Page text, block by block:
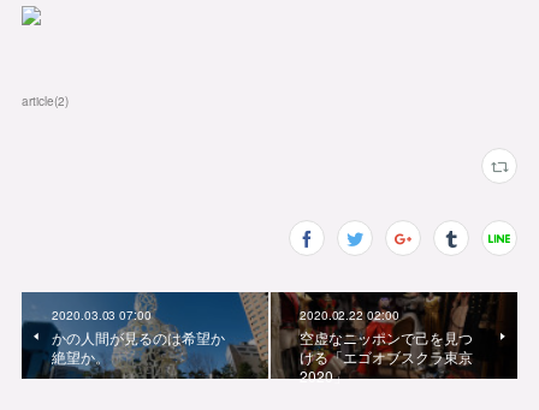
article(2)
2020.03.03 07:00
かの人間が見るのは希望か
絶望か。
2020.02.22 02:00
空虚なニッポンで己を見つ
ける「エゴオブスクラ東京
2020」